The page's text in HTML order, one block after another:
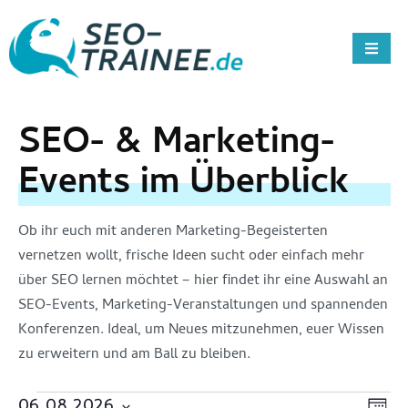
SEO- & Marketing-
Events im Überblick
Ob ihr euch mit anderen Marketing-Begeisterten
vernetzen wollt, frische Ideen sucht oder einfach mehr
über SEO lernen möchtet – hier findet ihr eine Auswahl an
SEO-Events, Marketing-Veranstaltungen und spannenden
Konferenzen. Ideal, um Neues mitzunehmen, euer Wissen
zu erweitern und am Ball zu bleiben.